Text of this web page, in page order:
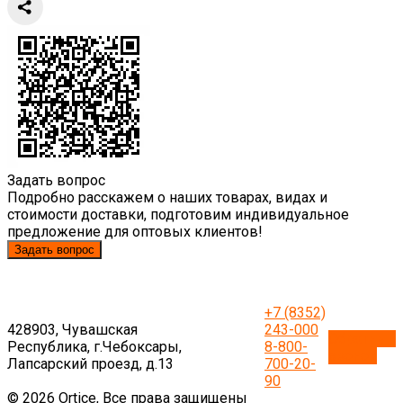
Задать вопрос
Подробно расскажем о наших товарах, видах и
стоимости доставки, подготовим индивидуальное
предложение для оптовых клиентов!
Задать вопрос
428903, Чувашская
Республика, г.Чебоксары,
Лапсарский проезд, д.13
+7 (8352)
243-000
8-800-
700-20-
90
© 2026 Ortice, Все права защищены